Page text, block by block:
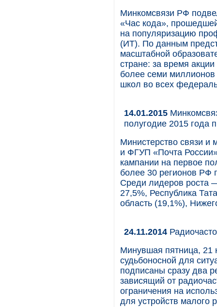
Минкомсвязи РФ
«Час кода»,
на популяризацию
(ИТ). По данным
масштабной
стране: за время
более семи миллионов
школ во всех
14.01.2015
полугодие 2015 года
Министерство связи и
и ФГУП «Почта
кампании на первое
более 30 регионов РФ
Среди лидеров роста
27,5%, Республика
область (19,1%),
24.11.2014
Минувшая пятница, 21
судьбоносной для
подписаны сразу два
зависящий от
ограничения на
для устройств малого